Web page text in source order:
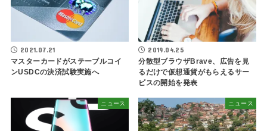
2021.07.21
マスターカードがステーブルコイ
ンUSDCの決済試験実施へ
2019.04.25
分散型ブラウザBrave、広告を見
るだけで仮想通貨がもらえるサー
ビスの開始を発表
ニュース ニュース